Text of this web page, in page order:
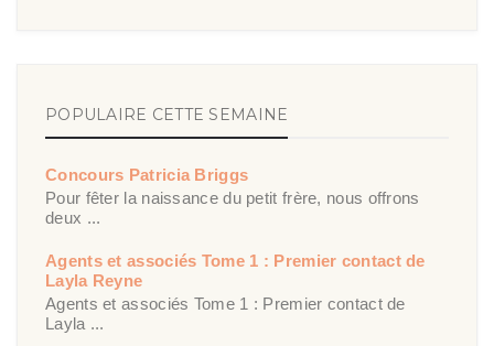
POPULAIRE CETTE SEMAINE
Concours Patricia Briggs
Pour fêter la naissance du petit frère, nous offrons
deux ...
Agents et associés Tome 1 : Premier contact de
Layla Reyne
Agents et associés Tome 1 : Premier contact de
Layla ...